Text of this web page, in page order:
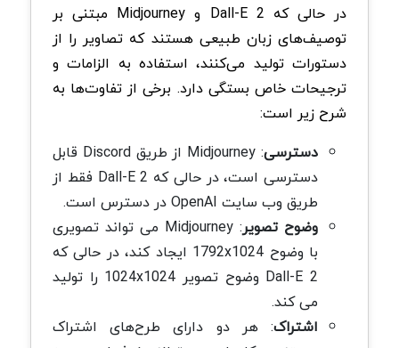
در حالی که Dall-E 2 و Midjourney مبتنی بر
توصیف‌های زبان طبیعی هستند که تصاویر را از
دستورات تولید می‌کنند، استفاده به الزامات و
ترجیحات خاص بستگی دارد. برخی از تفاوت‌ها به
شرح زیر است:
دسترسی
: Midjourney از طریق Discord قابل
دسترسی است، در حالی که Dall-E 2 فقط از
طریق وب سایت OpenAI در دسترس است.
وضوح تصویر
: Midjourney می تواند تصویری
با وضوح 1792x1024 ایجاد کند، در حالی که
Dall-E 2 وضوح تصویر 1024x1024 را تولید
می کند.
اشتراک: هر دو دارای طرح‌های اشتراک